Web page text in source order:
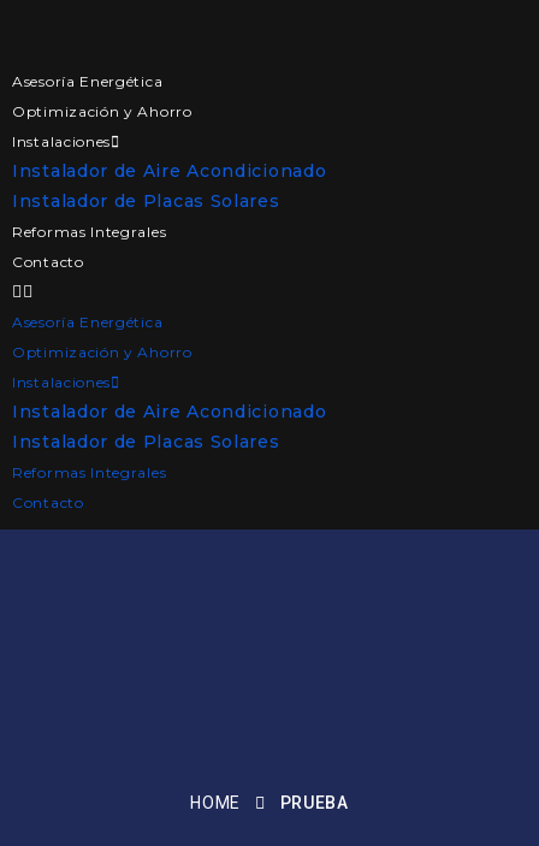
Asesoría Energética
Optimización y Ahorro
Instalaciones
Instalador de Aire Acondicionado
Instalador de Placas Solares
Reformas Integrales
Contacto
Asesoría Energética
Optimización y Ahorro
Instalaciones
Instalador de Aire Acondicionado
Instalador de Placas Solares
Reformas Integrales
Contacto
HOME PRUEBA